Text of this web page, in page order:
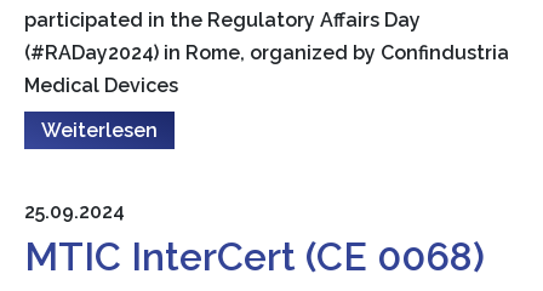
participated in the Regulatory Affairs Day
(#RADay2024) in Rome, organized by Confindustria
Medical Devices
Weiterlesen
25.09.2024
MTIC InterCert (CE 0068)